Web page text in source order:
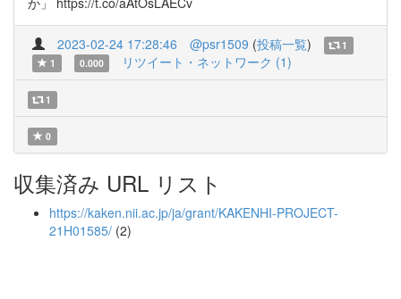
2023-02-24 17:28:46 @psr1509 (投稿一覧)
1
1
0.000 リツイート・ネットワーク (1)
1
0
収集済み URL リスト
https://kaken.nii.ac.jp/ja/grant/KAKENHI-PROJECT-
21H01585/ (2)